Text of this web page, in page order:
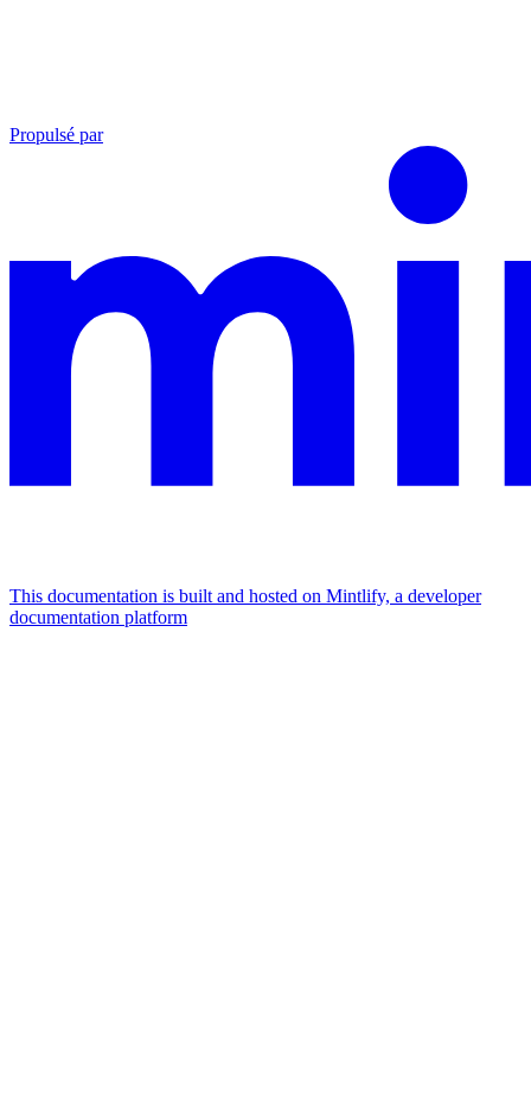
Propulsé par
This documentation is built and hosted on Mintlify, a developer
documentation platform